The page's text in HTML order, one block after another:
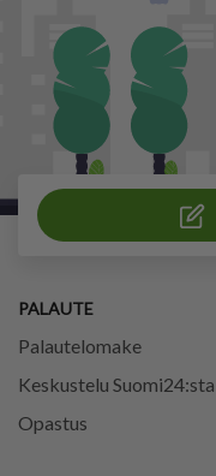
PALAUTE
Palautelomake
Keskustelu Suomi24:sta
Opastus